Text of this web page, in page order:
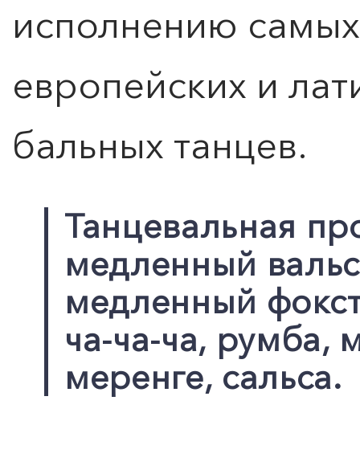
исполнению
европейских и
бальных танцев.
Танцевальная
медленный
медленный
ча-ча-ча, румба,
меренге, сальса.